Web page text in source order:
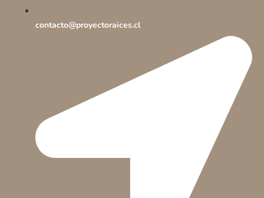
contacto@proyectoraices.cl